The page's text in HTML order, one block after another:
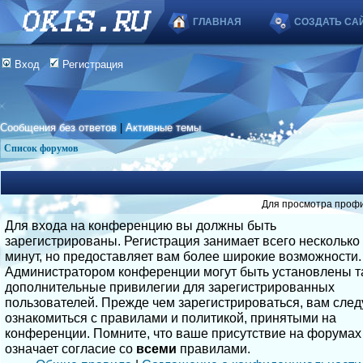
ГЛАВНАЯ СОЗДАТЬ
Вход Регистрация
Сообщения без ответов |Активные темы
Список форумов
Для просмотра
Для входа на конференцию вы должны быть
зарегистрированы. Регистрация занимает всего несколько
минут, но предоставляет вам более широкие возможности.
Администратором конференции могут быть установлены
дополнительные привилегии для зарегистрированных
пользователей. Прежде чем зарегистрироваться, вам
ознакомиться с правилами и политикой, принятыми на
конференции. Помните, что ваше присутствие на форумах
означает согласие со всеми правилами.